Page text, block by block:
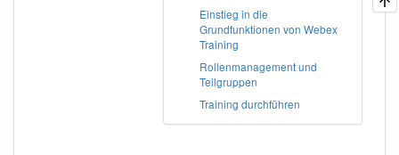
Einstieg in die
Grundfunktionen von Webex
Training
Rollenmanagement und
Teilgruppen
Training durchführen